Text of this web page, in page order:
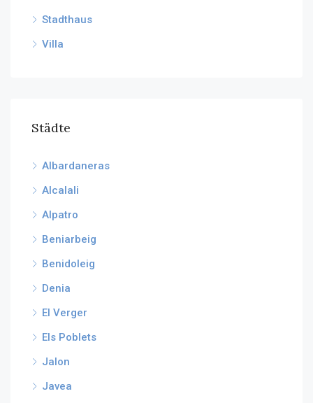
Stadthaus
Villa
Städte
Albardaneras
Alcalali
Alpatro
Beniarbeig
Benidoleig
Denia
El Verger
Els Poblets
Jalon
Javea